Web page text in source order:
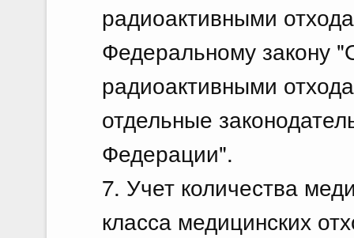
радиоактивными
Федеральному закону
радиоактивными
отдельные
Федерации".
7. Учет количества
класса медицинских